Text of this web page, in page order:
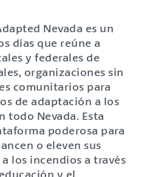
Nevada es un
días que reúne a
y federales de
organizaciones sin
comunitarios para
de adaptación a los
todo Nevada. Esta
poderosa para
o eleven sus
los incendios a través
y el